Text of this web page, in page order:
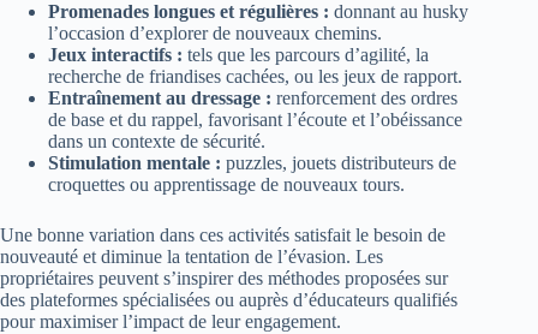
Promenades longues et régulières : donnant au husky
l’occasion d’explorer de nouveaux chemins.
Jeux interactifs : tels que les parcours d’agilité, la
recherche de friandises cachées, ou les jeux de rapport.
Entraînement au dressage : renforcement des ordres
de base et du rappel, favorisant l’écoute et l’obéissance
dans un contexte de sécurité.
Stimulation mentale : puzzles, jouets distributeurs de
croquettes ou apprentissage de nouveaux tours.
Une bonne variation dans ces activités satisfait le besoin de
nouveauté et diminue la tentation de l’évasion. Les
propriétaires peuvent s’inspirer des méthodes proposées sur
des plateformes spécialisées ou auprès d’éducateurs qualifiés
pour maximiser l’impact de leur engagement.